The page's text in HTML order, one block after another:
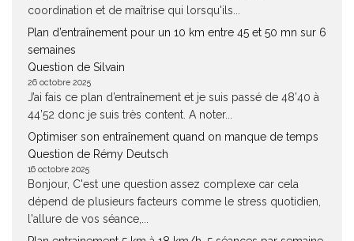
coordination et de maîtrise qui lorsqu'ils...
Plan d’entraînement pour un 10 km entre 45 et 50 mn sur 6
semaines
Question de Silvain
26 octobre 2025
J’ai fais ce plan d’entraînement et je suis passé de 48’40 à
44’52 donc je suis très content. A noter...
Optimiser son entraînement quand on manque de temps
Question de Rémy Deutsch
16 octobre 2025
Bonjour, C'est une question assez complexe car cela
dépend de plusieurs facteurs comme le stress quotidien,
l'allure de vos séance,...